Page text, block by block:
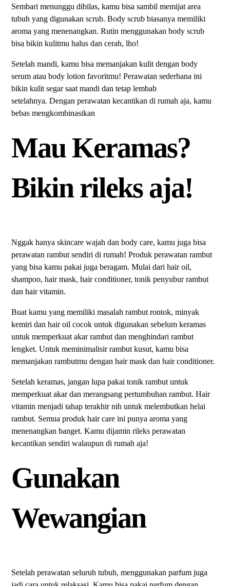
Sembari menunggu dibilas, kamu bisa sambil memijat area
tubuh yang digunakan scrub. Body scrub biasanya memiliki
aroma yang menenangkan. Rutin menggunakan body scrub
bisa bikin kulitmu halus dan cerah, lho!
Setelah mandi, kamu bisa memanjakan kulit dengan body
serum atau body lotion favoritmu! Perawatan sederhana ini
bikin kulit segar saat mandi dan tetap lembab
setelahnya. Dengan perawatan kecantikan di rumah aja, kamu
bebas mengkombinasikan
Mau Keramas?
Bikin rileks aja!
Nggak hanya skincare wajah dan body care, kamu juga bisa
perawatan rambut sendiri di rumah! Produk perawatan rambut
yang bisa kamu pakai juga beragam. Mulai dari hair oil,
shampoo, hair mask, hair conditioner, tonik penyubur rambut
dan hair vitamin.
Buat kamu yang memiliki masalah rambut rontok, minyak
kemiri dan hair oil cocok untuk digunakan sebelum keramas
untuk memperkuat akar rambut dan menghindari rambut
lengket. Untuk meminimalisir rambut kusut, kamu bisa
memanjakan rambutmu dengan hair mask dan hair conditioner.
Setelah keramas, jangan lupa pakai tonik rambut untuk
memperkuat akar dan merangsang pertumbuhan rambut. Hair
vitamin menjadi tahap terakhir nih untuk melembutkan helai
rambut. Semua produk hair care ini punya aroma yang
menenangkan banget. Kamu dijamin rileks perawatan
kecantikan sendiri walaupun di rumah aja!
Gunakan
Wewangian
Setelah perawatan seluruh tubuh, menggunakan parfum juga